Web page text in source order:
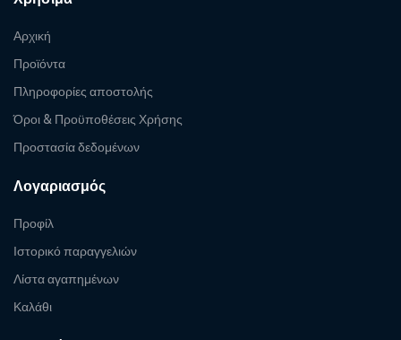
Αρχική
Προϊόντα
Πληροφορίες αποστολής
Όροι & Προϋποθέσεις Χρήσης
Προστασία δεδομένων
Λογαριασμός
Προφίλ
Ιστορικό παραγγελιών
Λίστα αγαπημένων
Καλάθι